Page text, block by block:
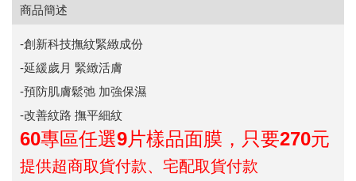
商品簡述
-創新科技撫紋緊緻成份
-延緩歲月 緊緻活膚
-預防肌膚鬆弛 加強保濕
-改善紋路 撫平細紋
60專區任選9片樣品面膜，只要270元
提供超商取貨付款、宅配取貨付款